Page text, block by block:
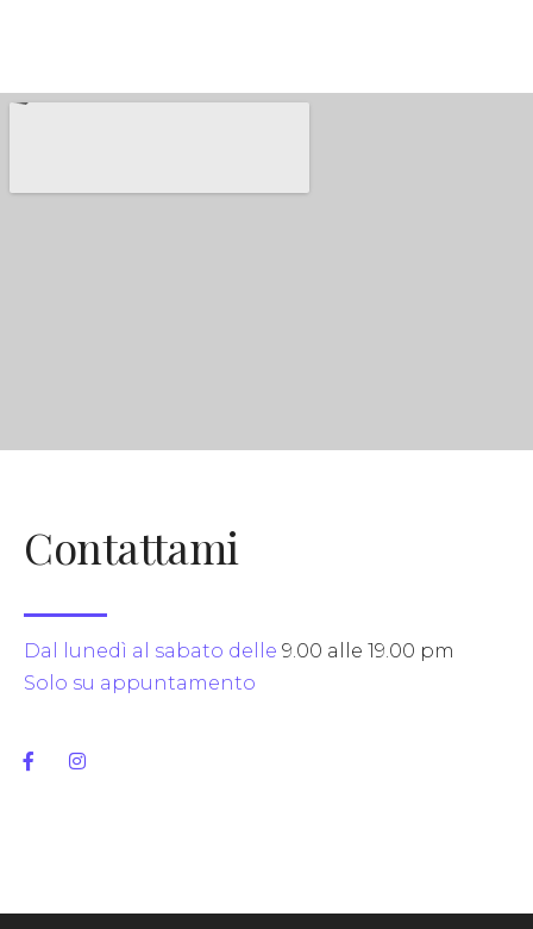
Contattami
Dal lunedì al sabato delle 9.00 alle 19.00 pm
Solo su appuntamento